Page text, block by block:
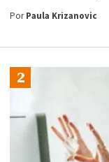
PorPaula Krizanovic